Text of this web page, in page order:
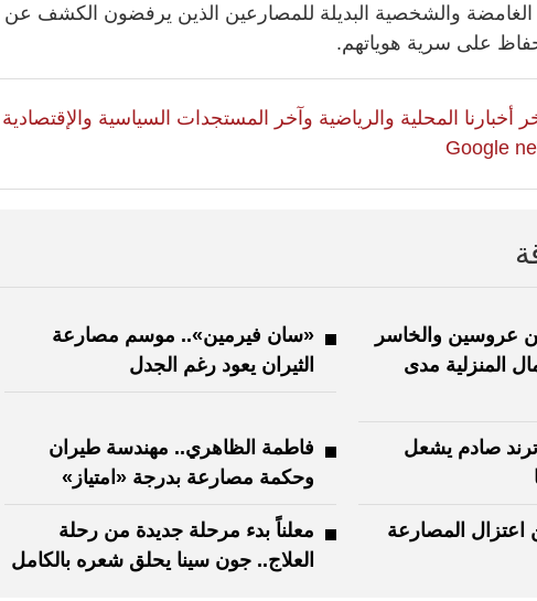
الغامضة والشخصية البديلة للمصارعين الذين يرفضون الكشف عن
على سرية هوياتهم.
أخبارنا المحلية والرياضية وآخر المستجدات السياسية والإقتصادية
عروسين والخاسر
المنزلية مدى
«سان فيرمين».. موسم مصارعة
الثيران يعود رغم الجدل
صادم يشعل
فاطمة الظاهري.. مهندسة طيران
وحكمة مصارعة بدرجة «امتياز»
اعتزال المصارعة
معلناً بدء مرحلة جديدة من رحلة
العلاج.. جون سينا يحلق شعره بالكامل